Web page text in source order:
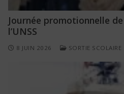
Journée promotionnelle
l’UNSS
8 JUIN 2026 SORTIE SCOLAIRE